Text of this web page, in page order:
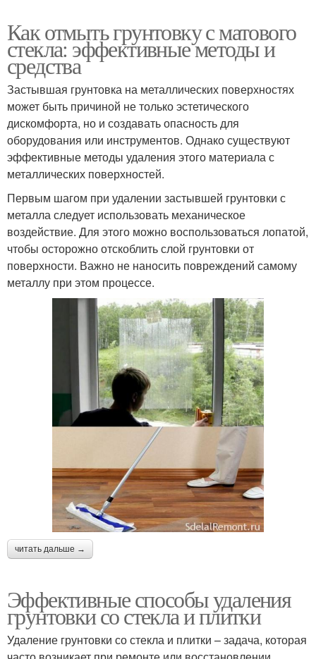
Как отмыть грунтовку с матового
стекла: эффективные методы и
средства
Застывшая грунтовка на металлических поверхностях
может быть причиной не только эстетического
дискомфорта, но и создавать опасность для
оборудования или инструментов. Однако существуют
эффективные методы удаления этого материала с
металлических поверхностей.
Первым шагом при удалении застывшей грунтовки с
металла следует использовать механическое
воздействие. Для этого можно воспользоваться лопатой,
чтобы осторожно отскоблить слой грунтовки от
поверхности. Важно не наносить повреждений самому
металлу при этом процессе.
читать дальше →
Эффективные способы удаления
грунтовки со стекла и плитки
Удаление грунтовки со стекла и плитки – задача, которая